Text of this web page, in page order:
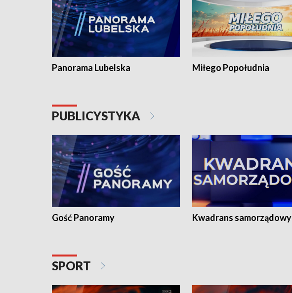
Panorama Lubelska Miłego Popołudnia
PUBLICYSTYKA
Gość Panoramy Kwadrans samorządowy
SPORT